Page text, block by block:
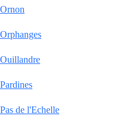
Ornon
Orphanges
Ouillandre
Pardines
Pas de l'Echelle